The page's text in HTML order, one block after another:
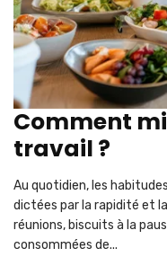
Comment
travail ?
Au quotidien, les
dictées par la rapidité et
réunions, biscuits à la
consommées de...